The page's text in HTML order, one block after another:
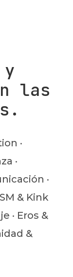
las
·
·
·
& Kink
· Eros &
&